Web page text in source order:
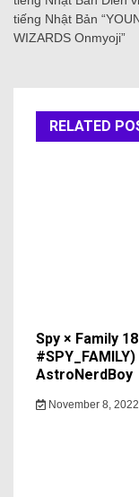
tiếng Nhật Bản
WIZARDS Onmyoji”
RELATED
Spy × Family
AstroNerdBoy
November 8, 2022